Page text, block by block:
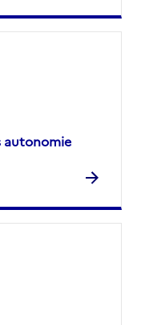
autonomie